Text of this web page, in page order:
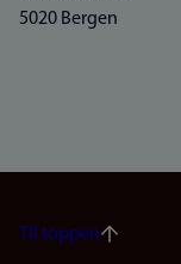
5020 Bergen
Til toppen